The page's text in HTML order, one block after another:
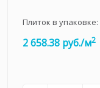
Плиток в упаковке:
2 658.38 руб./м2